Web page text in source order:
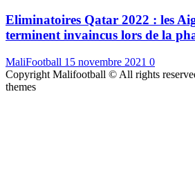
Eliminatoires Qatar 2022 : les
terminent invaincus lors de la
MaliFootball 15 novembre 2021 0
Copyright Malifootball © All rights
themes